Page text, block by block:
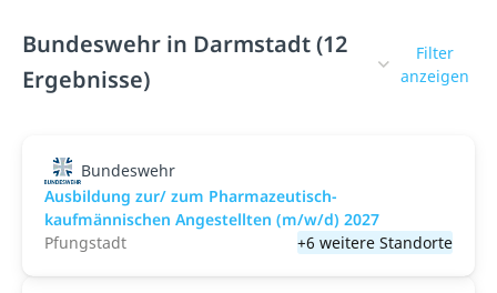
Bundeswehr in Darmstadt (12
Ergebnisse)
Filter
anzeigen
Bundeswehr
Ausbildung zur/ zum Pharmazeutisch-
kaufmännischen Angestellten (m/w/d) 2027
Pfungstadt
+6 weitere Standorte